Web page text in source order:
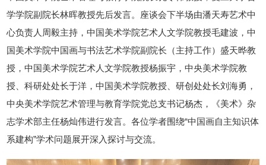
学学院副院长林晖教授先后发言。
座谈会下半场由潘天寿艺术中
心负责人周毅主持，中国美术学院艺术人文学院教授毛建波，中
国美术学院中国画与书法艺术学院副院长（主持工作）盛天晔教
授，中国美术学院艺术人文学院教授杨振宇，中央美术学院教
授、科研处处长于洋，中国美术学院教授、研创处处长刘海勇，
中央美术学院艺术管理与教育学院党总支书记杨杰，《美术》杂
志学术部主任杨灿伟进行发言。各位学者围绕“中国画自主知识体
系建构”学术问题展开深入探讨与交流。